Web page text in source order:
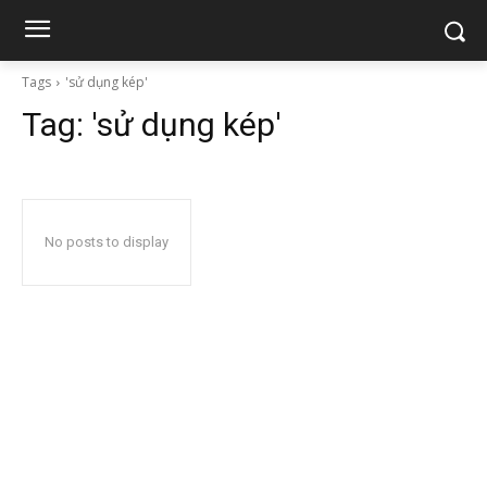
Tags 'sử dụng kép'
Tag: 'sử dụng kép'
No posts to display